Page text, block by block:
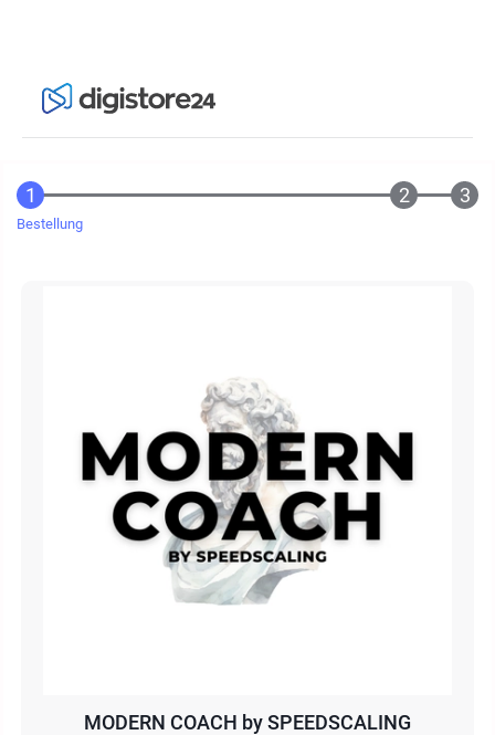
Bestellung
MODERN COACH by SPEEDSCALING